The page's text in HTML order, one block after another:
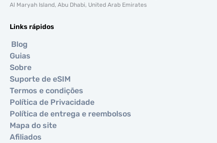
Al Maryah Island, Abu Dhabi, United Arab Emirates
Links rápidos
Blog
Guias
Sobre
Suporte de eSIM
Termos e condições
Política de Privacidade
Política de entrega e reembolsos
Mapa do site
Afiliados